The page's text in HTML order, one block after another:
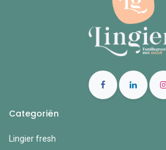
Categoriën
Lingier fresh